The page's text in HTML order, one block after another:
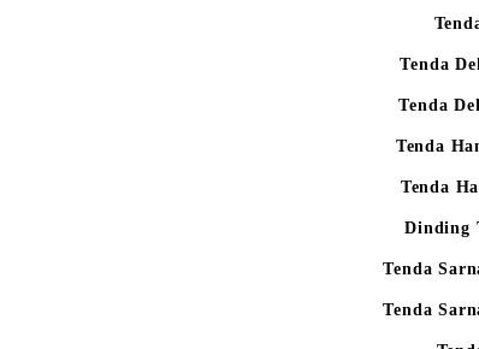
Tenda
Tenda
Tenda
Tenda
Dinding
Tenda
Tenda